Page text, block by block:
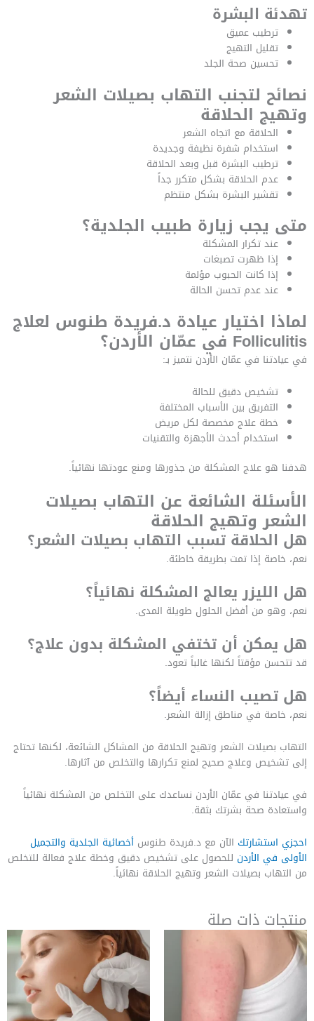
تهدئة البشرة
ترطيب عميق
تقليل التهيج
تحسين صحة الجلد
نصائح لتجنب التهاب بصيلات الشعر
وتهيج الحلاقة
الحلاقة مع اتجاه الشعر
استخدام شفرة نظيفة وجديدة
ترطيب البشرة قبل وبعد الحلاقة
عدم الحلاقة بشكل متكرر جداً
تقشير البشرة بشكل منتظم
متى يجب زيارة طبيب الجلدية؟
عند تكرار المشكلة
إذا ظهرت تصبغات
إذا كانت الحبوب مؤلمة
عند عدم تحسن الحالة
لماذا اختيار عيادة د.فريدة طنوس لعلاج
Folliculitis في عمّان الأردن؟
في عيادتنا في عمّان الأردن نتميز بـ:
تشخيص دقيق للحالة
التفريق بين الأسباب المختلفة
خطة علاج مخصصة لكل مريض
استخدام أحدث الأجهزة والتقنيات
هدفنا هو علاج المشكلة من جذورها ومنع عودتها نهائياً.
الأسئلة الشائعة عن التهاب بصيلات
الشعر وتهيج الحلاقة
هل الحلاقة تسبب التهاب بصيلات الشعر؟
نعم، خاصة إذا تمت بطريقة خاطئة.
هل الليزر يعالج المشكلة نهائياً؟
نعم، وهو من أفضل الحلول طويلة المدى.
هل يمكن أن تختفي المشكلة بدون علاج؟
قد تتحسن مؤقتاً لكنها غالباً تعود.
هل تصيب النساء أيضاً؟
نعم، خاصة في مناطق إزالة الشعر.
التهاب بصيلات الشعر وتهيج الحلاقة من المشاكل الشائعة، لكنها تحتاج
إلى تشخيص وعلاج صحيح لمنع تكرارها والتخلص من آثارها.
في عيادتنا في عمّان الأردن نساعدك على التخلص من المشكلة نهائياً
واستعادة صحة بشرتك بثقة.
احجزي استشارتك الآن مع د.فريدة طنوس أخصائية الجلدية والتجميل
الأولى في الأردن للحصول على تشخيص دقيق وخطة علاج فعالة للتخلص
من التهاب بصيلات الشعر وتهيج الحلاقة نهائياً.
منتجات ذات صلة